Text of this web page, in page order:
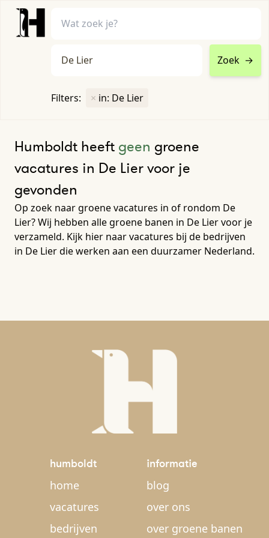
Zoek →
Filters: × in: De Lier
Humboldt heeft geen groene
vacatures in De Lier voor je
gevonden
Op zoek naar groene vacatures in of rondom De
Lier? Wij hebben alle groene banen in De Lier voor je
verzameld. Kijk hier naar vacatures bij de bedrijven
in De Lier die werken aan een duurzamer Nederland.
humboldt
home
vacatures
bedrijven
informatie
blog
over ons
over groene banen